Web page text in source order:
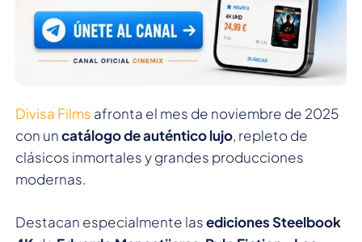
Divisa Films afronta el mes de noviembre de 2025
con uncatálogo de auténtico lujo, repleto de
clásicos inmortales y grandes producciones
modernas.
Destacan especialmente lasediciones Steelbook